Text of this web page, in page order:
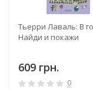
Тьерри Лаваль: В
Найди и покажи
609 грн.
0